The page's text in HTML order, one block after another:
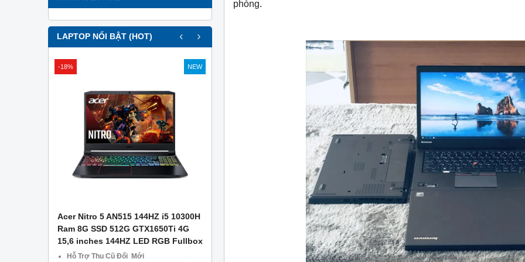
LAPTOP NỔI BẬT (HOT)
-18% NEW
Acer Nitro 5 AN515 144HZ i5 10300H
Ram 8G SSD 512G GTX1650Ti 4G
15,6 inches 144HZ LED RGB Fullbox
Hỗ Trợ Thu Cũ Đổi Mới
HOT
Asus Gaming TUF FX506 i5 10300H
– Ram 8GB – SSD 512GB – GTX
1650 4GB – 15.6'' FHD
Miễn phí vận chuyển nội thành Đà Nẵng
Asus VivoBook X415EA-EB638T
Core i3 1115G4/ Ram 4GB/
SSD512GB/ Màn Hình 14 FHD/Win10
Hỗ Trợ Thu Cũ Đổi Mới
‹ ›
phòng.